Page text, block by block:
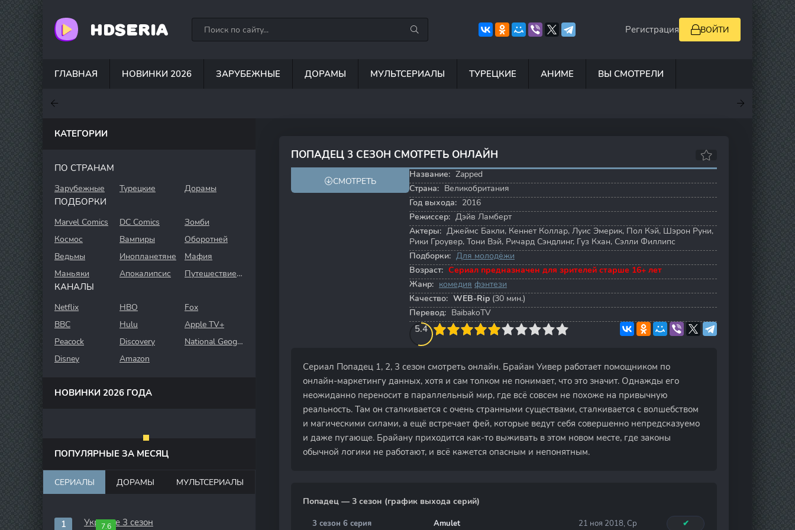
HDSERIA Регистрация ВОЙТИ
ГЛАВНАЯ НОВИНКИ 2026 ЗАРУБЕЖНЫЕ ДОРАМЫ МУЛЬТСЕРИАЛЫ ТУРЕЦКИЕ АНИМЕ ВЫ СМОТРЕЛИ
6.9
ПОПАДЕЦ 3 СЕЗОН СМОТРЕТЬ ОНЛАЙН
6.4 6.8
СМОТРЕТЬ
Название: Zapped
Страна: Великобритания
Год выхода: 2016
Режиссер: Дэйв Ламберт
Актеры: Джеймс Бакли, Кеннет Коллар, Луис Эмерик, Пол Кэй, Шэрон Руни,
Рики Гроувер, Тони Вэй, Ричард Сэндлинг, Гуз Кхан, Сэлли Филлипс
Подборки: Для молодёжи
Возраст: Сериал предназначен для зрителей старше 16+ лет
Жанр: комедия фэнтези
Качество: WEB-Rip (30 мин.)
Перевод: BaibakoTV
5.4
4 5 6 7 8 9 10
Сериал Попадец 1, 2, 3 сезон смотреть онлайн. Брайан Уивер работает помощником по
онлайн-маркетингу данных, хотя и сам толком не понимает, что это значит. Однажды его
неожиданно переносит в параллельный мир, где всё совсем не похоже на привычную
реальность. Там он сталкивается с очень странными существами, сталкивается с волшебством
и магическими силами, а ещё встречает фей, которые ведут себя совершенно непредсказуемо
и даже пугающе. Брайану приходится как-то выживать в этом новом месте, где законы
обычной логики не работают, и всё кажется опасным и непонятным.
Попадец — 3 сезон (график выхода серий)
3 сезон 6 серия Amulet 21 ноя 2018, Ср ✔
КАТЕГОРИИ
ПО СТРАНАМ
Зарубежные Турецкие Дорамы
ПОДБОРКИ
Marvel Comics DC Comics
Зомби
Космос
Вампиры
Оборотней
Ведьмы
Инопланетяне
Мафия
Маньяки
Апокалипсис Путешествие во времени
КАНАЛЫ
Netflix HBO
Fox
BBC
Hulu
Apple TV+
Peacock
Discovery
National Geographic
Disney
Amazon
НОВИНКИ 2026 ГОДА
ПОПУЛЯРНЫЕ ЗА МЕСЯЦ
СЕРИАЛЫ ДОРАМЫ МУЛЬТСЕРИАЛЫ
7.6
Укрытие 3 сезон